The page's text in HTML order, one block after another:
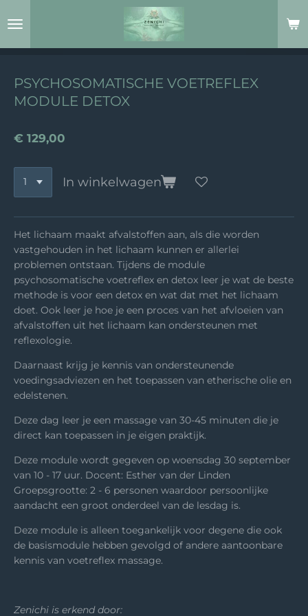
direct
PSYCHOSOMATISCHE VOETREFLEX
MODULE DETOX
€ 129,00
In winkelwagen
Het lichaam maakt afvalstoffen aan, als die worden
vastgehouden in het lichaam kunnen er allerlei
problemen ontstaan. Tijdens de module
psychosomatische voetreflex en detox leer je wat de beste
methode is voor een detox en wat dat met het lichaam
doet. Ook leer je hoe je een proces van het afvloeien van
afvalstoffen uit het lichaam kan ondersteunen met
reflexologie.
Daarnaast krijg je kennis van ondersteunende
voedingsadviezen en het toepassen van etherische olie en
edelstenen.
Deze dag leer je een massage van 30-45 minuten die je
direct kan toepassen in je eigen praktijk.
Deze module wordt gegeven op woensdag 30 september
van 10 - 17 uur. Docent: Esther van der Linden
Groepsgrootte: 2 - 6 personen waardoor persoonlijke
aandacht een groot onderdeel van de lesdag is.
Deze module is alleen toegankelijk voor degene die ook
de basismodule hebben gevolgd of andere aantoonbare
kennis van voetreflex massage.
Zenichi is erkend door: